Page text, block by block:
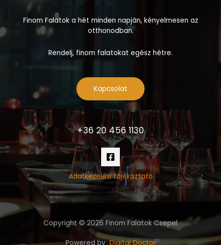
Finom Falatok a hét minden napján, kényelmesen az
otthonodban.
Rendelj, finom falatokat egész hétre.
Kapcsolat
+36 20 456 1130
Adatkezelési tájékoztató
Copyright © 2026 Finom Falatok Csepel
Powered byDigital Doctor